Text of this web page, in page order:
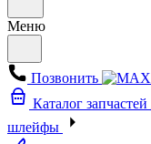
Меню
Позвонить
Каталог запчастей
шлейфы